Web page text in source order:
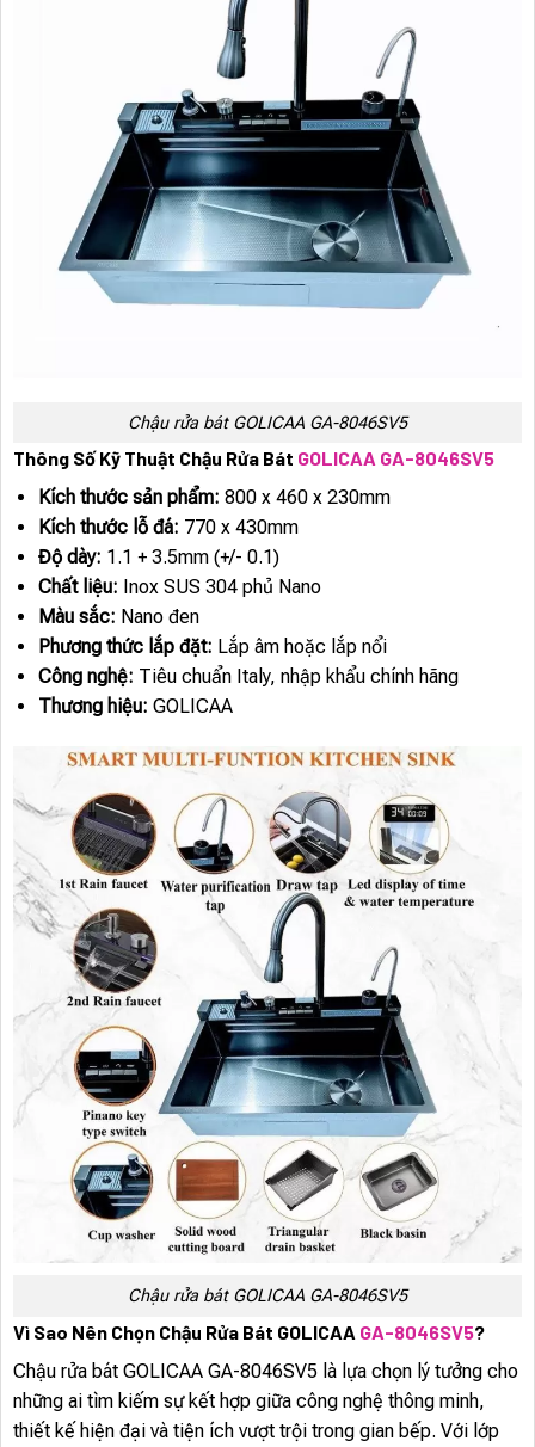
Chậu rửa bát GOLICAA GA-8046SV5
Thông Số Kỹ Thuật Chậu Rửa Bát GOLICAA GA-8046SV5
Kích thước sản phẩm: 800 x 460 x 230mm
Kích thước lỗ đá: 770 x 430mm
Độ dày: 1.1 + 3.5mm (+/- 0.1)
Chất liệu: Inox SUS 304 phủ Nano
Màu sắc: Nano đen
Phương thức lắp đặt: Lắp âm hoặc lắp nổi
Công nghệ: Tiêu chuẩn Italy, nhập khẩu chính hãng
Thương hiệu: GOLICAA
Chậu rửa bát GOLICAA GA-8046SV5
Vì Sao Nên Chọn Chậu Rửa Bát GOLICAA GA-8046SV5?
Chậu rửa bát GOLICAA GA-8046SV5 là lựa chọn lý tưởng cho
những ai tìm kiếm sự kết hợp giữa công nghệ thông minh,
thiết kế hiện đại và tiện ích vượt trội trong gian bếp. Với lớp